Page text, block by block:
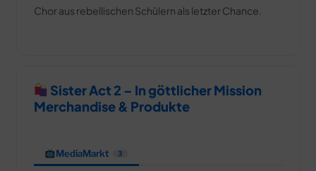
Chor aus rebellischen Schülern als letzter Chance.
Sister Act 2 – In göttlicher Mission
Merchandise & Produkte
MediaMarkt 3